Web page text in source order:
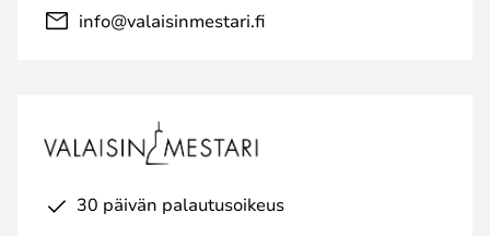
info@valaisinmestari.fi
30 päivän palautusoikeus